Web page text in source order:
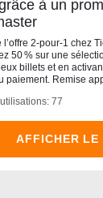
à un
l’offre 2‑pour‑1 chez
50 % sur une
billets et en
paiement. Remise
77
AFFICHER LE